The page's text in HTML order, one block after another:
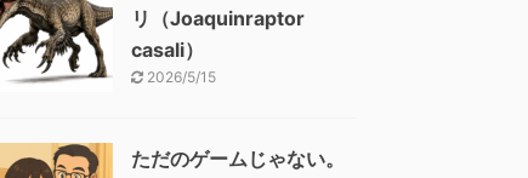
リ（Joaquinraptor
casali）
2026/5/15
ただのゲームじゃない。